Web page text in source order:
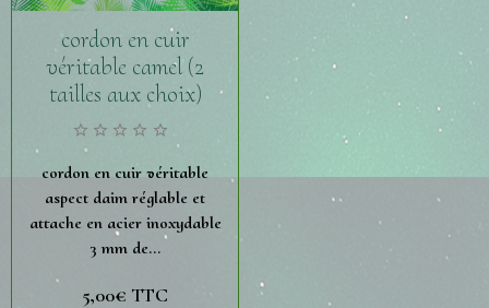
cordon en cuir
véritable camel (2
tailles aux choix)
cordon en cuir véritable
aspect daim réglable et
attache en acier inoxydable
3 mm de...
5,00€ TTC